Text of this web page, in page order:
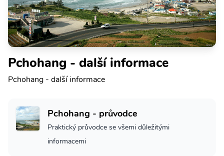
Pchohang - další informace
Pchohang - další informace
Pchohang - průvodce
Praktický průvodce se všemi důležitými
informacemi